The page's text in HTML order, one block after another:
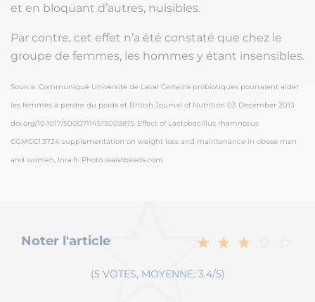
et en bloquant d’autres, nuisibles.
Par contre, cet effet n’a été constaté que chez le
groupe de femmes, les hommes y étant insensibles.
Source: Communiqué Université de Laval Certains probiotiques pourraient aider
les femmes à perdre du poids et British Journal of Nutrition 03 December 2013
doi.org/10.1017/S0007114513003875 Effect of Lactobacillus rhamnosus
CGMCC1.3724 supplementation on weight loss and maintenance in obese men
and women, Inra.fr. Photo waistbeads.com
Noter l'article
(5 VOTES, MOYENNE: 3.4/5)